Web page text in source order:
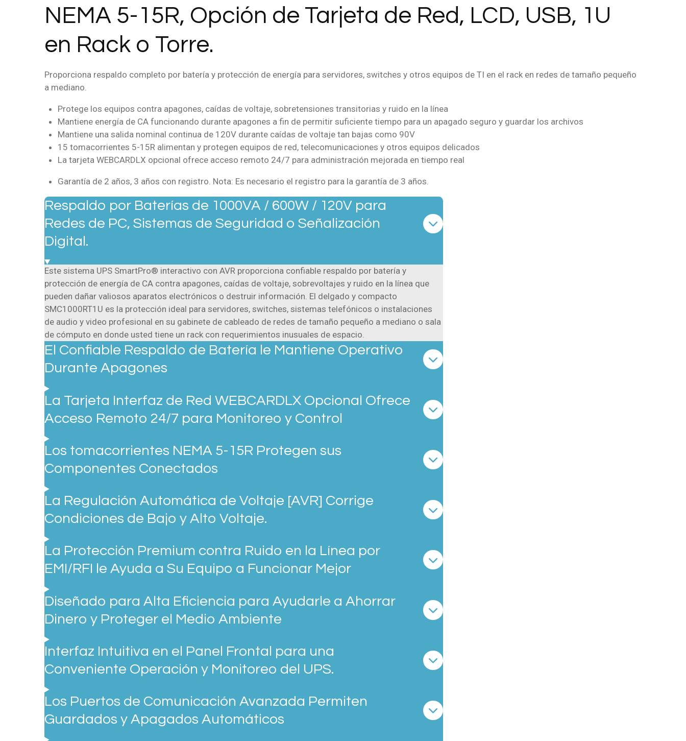
NEMA 5-15R, Opción de Tarjeta de Red, LCD, USB, 1U
en Rack o Torre.
Proporciona respaldo completo por batería y protección de energía para servidores, switches y otros equipos de TI en el rack en redes de tamaño pequeño
a mediano.
Protege los equipos contra apagones, caídas de voltaje, sobretensiones transitorias y ruido en la línea
Mantiene energía de CA funcionando durante apagones a fin de permitir suficiente tiempo para un apagado seguro y guardar los archivos
Mantiene una salida nominal continua de 120V durante caídas de voltaje tan bajas como 90V
15 tomacorrientes 5-15R alimentan y protegen equipos de red, telecomunicaciones y otros equipos delicados
La tarjeta WEBCARDLX opcional ofrece acceso remoto 24/7 para administración mejorada en tiempo real
Garantía de 2 años, 3 años con registro. Nota: Es necesario el registro para la garantía de 3 años.
Respaldo por Baterías de 1000VA / 600W / 120V para
Redes de PC, Sistemas de Seguridad o Señalización
Digital.
Este sistema UPS SmartPro® interactivo con AVR proporciona confiable respaldo por batería y
protección de energía de CA contra apagones, caídas de voltaje, sobrevoltajes y ruido en la línea que
pueden dañar valiosos aparatos electrónicos o destruir información. El delgado y compacto
SMC1000RT1U es la protección ideal para servidores, switches, sistemas telefónicos o instalaciones
de audio y video profesional en su gabinete de cableado de redes de tamaño pequeño a mediano o sala
de cómputo en donde usted tiene un rack con requerimientos inusuales de espacio.
El Confiable Respaldo de Batería le Mantiene Operativo
Durante Apagones
La Tarjeta Interfaz de Red WEBCARDLX Opcional Ofrece
Acceso Remoto 24/7 para Monitoreo y Control
Los tomacorrientes NEMA 5-15R Protegen sus
Componentes Conectados
La Regulación Automática de Voltaje [AVR] Corrige
Condiciones de Bajo y Alto Voltaje.
La Protección Premium contra Ruido en la Línea por
EMI/RFI le Ayuda a Su Equipo a Funcionar Mejor
Diseñado para Alta Eficiencia para Ayudarle a Ahorrar
Dinero y Proteger el Medio Ambiente
Interfaz Intuitiva en el Panel Frontal para una
Conveniente Operación y Monitoreo del UPS.
Los Puertos de Comunicación Avanzada Permiten
Guardados y Apagados Automáticos